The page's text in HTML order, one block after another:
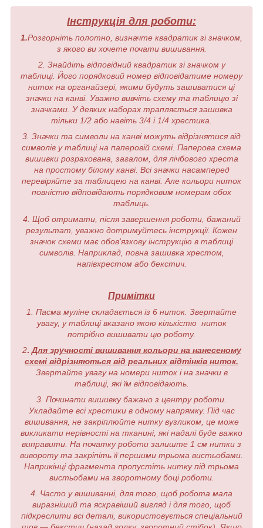
Інструкція для роботи:
1.Розгорніть полотно, визначте квадратик зі значком,
з якого ви хочете почати вишивання.
2. Знайдіть відповідний квадратик зі значком у
таблиці. Його порядковий номер відповідатиме номеру
ниток на органайзері, якими будуть зашиватися ці
значки на канві. Уважно вивчіть схему та таблицю зі
значками. У деяких наборах трапляється зашивка
тільки 1/2 або навіть 3/4 і 1/4 хрестика.
3. Значки та символи на канві можуть відрізнятися від
символів у таблиці на паперовій схемі. Паперова схема
вишивки розрахована, загалом, для лічбового хреста
на простому білому канві. Всі значки насамперед
перевіряйте за таблицею на канві. Але кольори ниток
повністю відповідають порядковим номерам обох
таблиць.
4. Щоб отримати, після завершення роботи, бажаний
результат, уважно дотримуйтесь інструкції. Кожен
значок схеми має обов'язкову інструкцію в таблиці
символів. Наприклад, повна зашивка хрестом,
напівхрестом або бекстич.
Примітки
1. Пасма муліне складається із 6 ниток. Звертайте
увагу, у таблиці вказано якою кількістю ниток
потрібно вишивати цю роботу.
2. Для зручності вишивання кольори на нанесеному
схемі відрізняються від реальних відтінків ниток.
Звертайте увагу на номери ниток і на значки в
таблиці, які їм відповідають.
3. Починати вишивку бажано з центру роботи.
Укладайте всі хрестики в одному напрямку. Під час
вишивання, не закріплюйте нитку вузликом, це може
викликати нерівності на тканині, які надалі буде важко
виправити. На початку роботи залиште 1 см нитки з
вивороту та закріпіть її першими трьома вистьобами.
Наприкінці фрагмента пропустіть нитку під трьома
вистьобами на зворотному боці роботи.
4. Часто у вишиванні, для того, щоб робота мала
виразніший та яскравіший вигляд і для того, щоб
підкреслити всі деталі, використовується спеціальний